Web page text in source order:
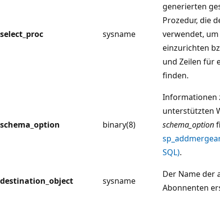
select_proc sysname
generierten
Prozedur, die
verwendet,
einzurichten
und Zeilen für
finden.
schema_option binary(8)
Informationen
unterstützten
schema_option
SQL).
destination_object sysname
Der Name der
Abonnenten